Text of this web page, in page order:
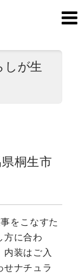
が生
桐生市
をこなすた
方に合わ
装はご入
せナチュラ